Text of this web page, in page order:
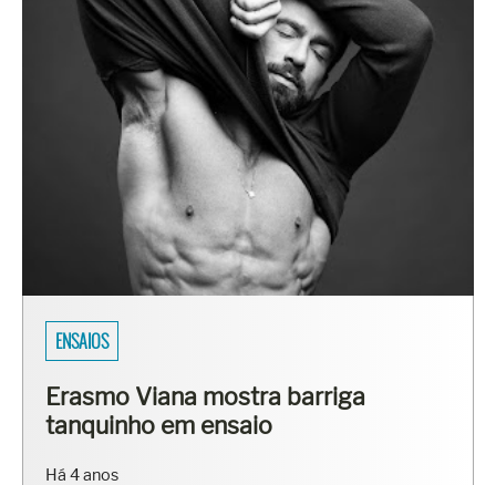
ENSAIOS
Erasmo Viana mostra barriga
tanquinho em ensaio
Há 4 anos